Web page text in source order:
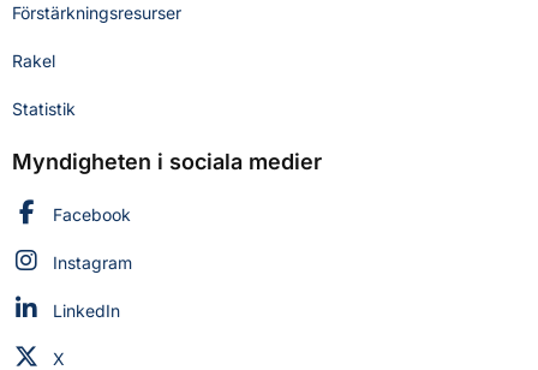
Förstärkningsresurser
Rakel
Statistik
Myndigheten i sociala medier
Myndigheten för civilt försvar på
Facebook
Myndigheten för civilt försvar på
Instagram
Myndigheten för civilt försvar på
LinkedIn
Myndigheten för civilt försvar på
X